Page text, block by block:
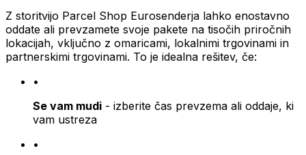
Z storitvijo Parcel Shop Eurosenderja lahko enostavno
oddate ali prevzamete svoje pakete na tisočih priročnih
lokacijah, vključno z omaricami, lokalnimi trgovinami in
partnerskimi trgovinami. To je idealna rešitev, če:
•
Se vam mudi - izberite čas prevzema ali oddaje, ki
vam ustreza
•